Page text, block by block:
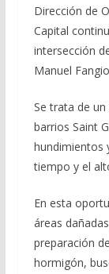
Dirección de
Capital
intersección
Manuel
Se trata de
barrios Saint
hundimientos
tiempo y el
En esta
áreas
preparación
hormigón,